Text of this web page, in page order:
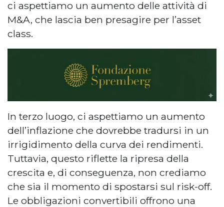
ci aspettiamo un aumento delle attività di
M&A, che lascia ben presagire per l’asset
class.
In terzo luogo, ci aspettiamo un aumento
dell’inflazione che dovrebbe tradursi in un
irrigidimento della curva dei rendimenti.
Tuttavia, questo riflette la ripresa della
crescita e, di conseguenza, non crediamo
che sia il momento di spostarsi sul risk-off.
Le obbligazioni convertibili offrono una